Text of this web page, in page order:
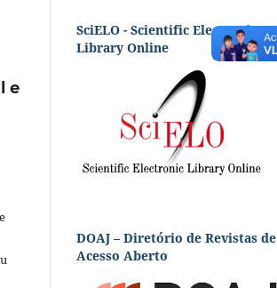
e
SciELO - Scientific Electronic
Library Online
DOAJ – Diretório de Revistas de
Acesso Aberto